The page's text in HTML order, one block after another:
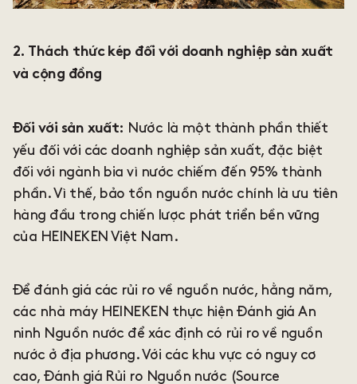
2. Thách thức kép đối với doanh nghiệp sản xuất
và cộng đồng
Đối với sản xuất: Nước là một thành phần thiết
yếu đối với các doanh nghiệp sản xuất, đặc biệt
đối với ngành bia vì nước chiếm đến 95% thành
phần. Vì thế, bảo tồn nguồn nước chính là ưu tiên
hàng đầu trong chiến lược phát triển bền vững
của HEINEKEN Việt Nam.
Để đánh giá các rủi ro về nguồn nước, hằng năm,
các nhà máy HEINEKEN thực hiện Đánh giá An
ninh Nguồn nước để xác định có rủi ro về nguồn
nước ở địa phương. Với các khu vực có nguy cơ
cao, Đánh giá Rủi ro Nguồn nước (Source